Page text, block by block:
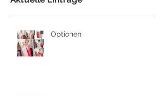
Optionen